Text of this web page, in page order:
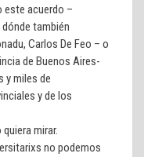
acuerdo –
también
Carlos De Feo – o
de Buenos Aires-
y miles de
y de los
mirar.
no podemos